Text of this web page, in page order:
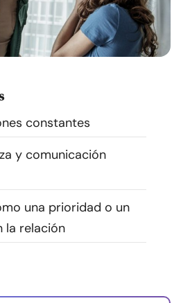
constantes
y comunicación
una prioridad o un
la relación